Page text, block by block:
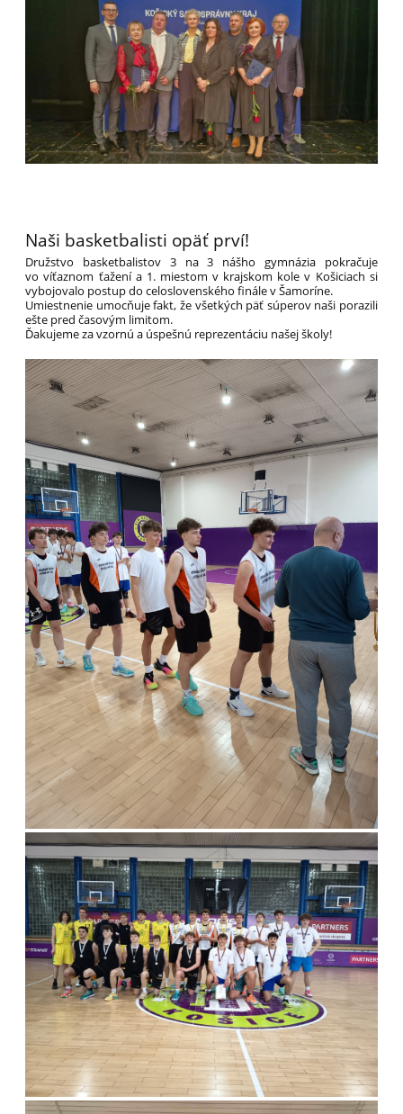
Naši basketbalisti opäť prví!
Družstvo basketbalistov 3 na 3 nášho gymnázia pokračuje
vo víťaznom ťažení a 1. miestom v krajskom kole v Košiciach si
vybojovalo postup do celoslovenského finále v Šamoríne.
Umiestnenie umocňuje fakt, že všetkých päť súperov naši porazili
ešte pred časovým limitom.
Ďakujeme za vzornú a úspešnú reprezentáciu našej školy!